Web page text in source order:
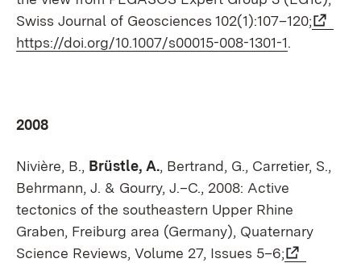
Swiss Journal of Geosciences 102(1):107–120;
https://doi.org/10.1007/s00015-008-1301-1.
2008
Nivière, B., Brüstle, A., Bertrand, G., Carretier, S.,
Behrmann, J. & Gourry, J.–C., 2008: Active
tectonics of the southeastern Upper Rhine
Graben, Freiburg area (Germany), Quaternary
Science Reviews, Volume 27, Issues 5–6;